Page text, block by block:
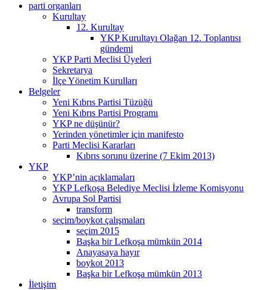
parti organları
Kurultay
12. Kurultay
YKP Kurultayı Olağan 12. Toplantısı
gündemi
YKP Parti Meclisi Üyeleri
Sekretarya
İlçe Yönetim Kurulları
Belgeler
Yeni Kıbrıs Partisi Tüzüğü
Yeni Kıbrıs Partisi Programı
YKP ne düşünür?
Yerinden yönetimler için manifesto
Parti Meclisi Kararları
Kıbrıs sorunu üzerine (7 Ekim 2013)
YKP
YKP’nin açıklamaları
YKP Lefkoşa Belediye Meclisi İzleme Komisyonu
Avrupa Sol Partisi
transform
seçim/boykot çalışmaları
seçim 2015
Başka bir Lefkoşa mümkün 2014
Anayasaya hayır
boykot 2013
Başka bir Lefkoşa mümkün 2013
İletişim